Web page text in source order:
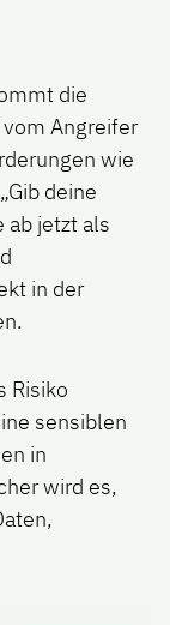
die
Angreifer
wie
deine
ab jetzt als
in der
Risiko
sensiblen
in
wird es,